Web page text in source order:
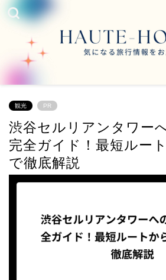
観光 PR
渋谷セルリアンタワー
完全ガイド！最短ルー
で徹底解説